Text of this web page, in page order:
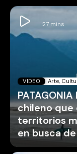
VIDEO Arte,
chileno que
territorios
en busca